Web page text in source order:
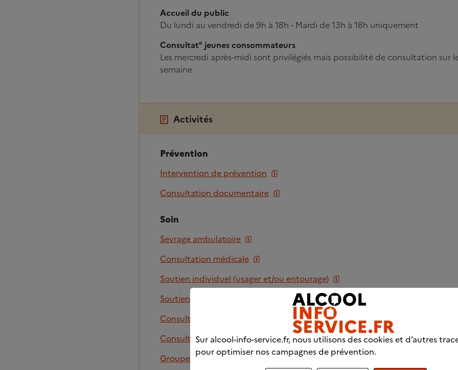
Accueil du public
Du lundi au vendredi de 9h à 18h - Mardi de 13h à 18h uniquement
Consultat° jeunes consommateurs
Les mercredi après-midi sont privilégiés mais possibilité de consultation sur
semaine
Activités
Prévention
Intervention de prévention
Consultation documentaire
Soin
Sevrage ambulatoire
Consultation médicale
Soutien individuel (usager et/ou entourage)
Soutien familial (usager et entourage)
Consultation jeunes consommateurs
Consultation psychiatrique
Groupe d'entraide et de parole
Sur alcool-info-service.fr, nous utilisons des cookies et d’autres
pour optimiser nos campagnes de prévention.